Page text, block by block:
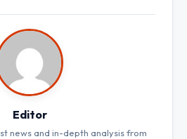
Editor
news and in-depth analysis from